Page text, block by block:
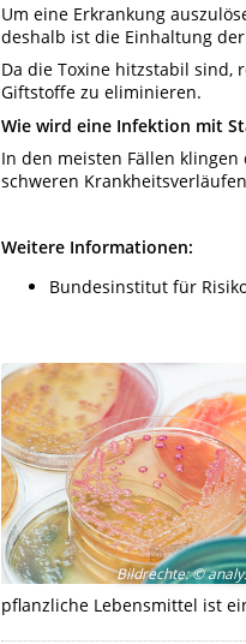
Um eine Erkrankung
deshalb ist die Einhaltung
Da die Toxine hitzstabil
Giftstoffe zu eliminieren.
Wie wird eine Infektion mit
In den meisten Fällen
schweren
Weitere Informationen:
Bundesinstitut für
Bildrechte:©
pflanzliche Lebensmittel ist